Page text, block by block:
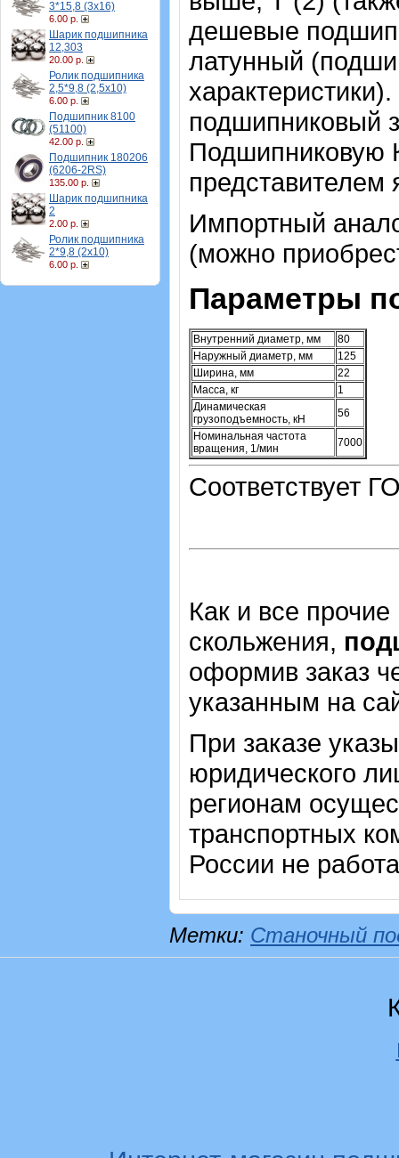
3*15,8 (3х16)
6.00 р.
Шарик подшипника
12,303
20.00 р.
Ролик подшипника
2,5*9,8 (2,5х10)
6.00 р.
Подшипник 8100
(51100)
42.00 р.
Подшипник 180206
(6206-2RS)
135.00 р.
Шарик подшипника
2
2.00 р.
Ролик подшипника
2*9,8 (2х10)
6.00 р.
дешевые
латунный
подшипниковый
Подшипниковую
представителем
Импортный
(можно
Параметры
Внутренний диаметр, мм
80
Наружный диаметр, мм
125
Ширина, мм
22
Масса, кг
1
Динамическая
грузоподъемность, кН
56
Номинальная частота
вращения, 1/мин
7000
Соответствует
Как и все
скольжения,
оформив заказ
указанным на
При заказе
юридического
регионам
транспортных
России не
Метки: Станочный